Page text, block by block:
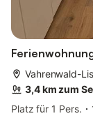
Vahrenwald-
3,4 km zum
Platz für 1 Pers.